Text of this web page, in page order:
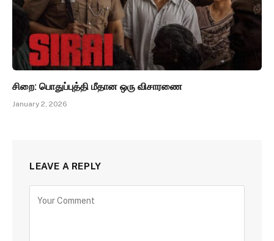
சிறை: பொதுப்புத்தி மீதான ஒரு விசாரணை
January 2, 2026
LEAVE A REPLY